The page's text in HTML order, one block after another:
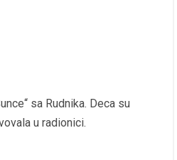
sa Rudnika. Deca su
u radionici.